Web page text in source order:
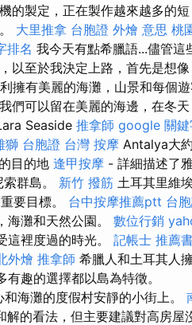
的製定，正在製作越來越多的短
大里推拿 台胞證 外燴 意思 桃
排名 我今天有點希臘語...儘管這
以至於我決定上路，首先是想像
擁有美麗的海灘，山景和每個
們可以留在美麗的海邊，在冬天
Seaside 推拿師 google 關鍵
獅 台胞證 台灣 按摩 Antalya大
目的地 逢甲按摩 - 詳細描述了
群島。 新竹 撥筋 土耳其里維
要目標。 台中按摩推薦ptt 台
灘和天然公園。 數位行銷
這裡度過的時光。 記帳士 推薦
外燴 推拿師 希臘人和土耳其人
趣的選擇都以島為特徵。
海灘的度假村安靜的小街上。
解的看法，但主要建議對高房屋